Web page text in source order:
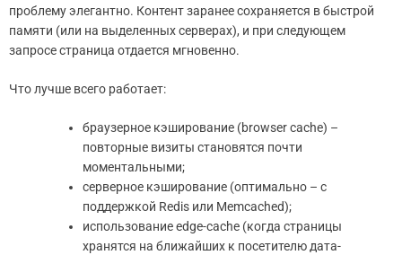
проблему элегантно. Контент заранее сохраняется в быстрой
памяти (или на выделенных серверах), и при следующем
запросе страница отдается мгновенно.
Что лучше всего работает:
браузерное кэширование (browser cache) –
повторные визиты становятся почти
моментальными;
серверное кэширование (оптимально – с
поддержкой Redis или Memcached);
использование edge-cache (когда страницы
хранятся на ближайших к посетителю дата-